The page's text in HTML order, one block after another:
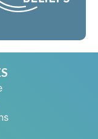
de sainteté
les pays.